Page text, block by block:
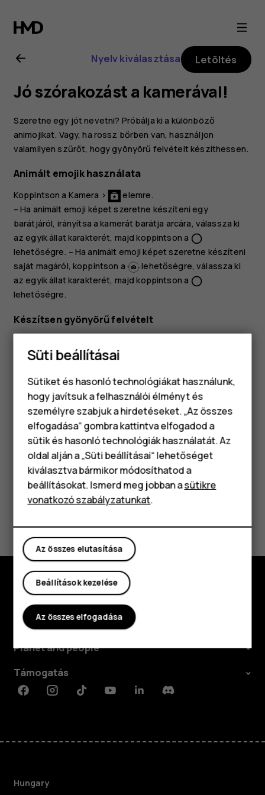
Nokia
8.1
felhasználói
kézikönyv
Okostelefonok
Klasszikus telefonok
Tartozékok
Táblagépek
Nyelv kiválasztása Letöltés
Jó szórakozást a kamerával!
Szeretne egy jót nevetni? Próbálja ki a különböző
animojikat. Vagy, ha rossz bőrben van, használjon
valamilyen szűrőt, hogy gyönyörű felvételt készíthessen.
Animált emojik használata
Koppintson a Kamera >
elemre.
– Ha animált emoji képet szeretne készíteni egy
barátjáról, irányítsa a kamerát barátja arcára, válassza ki
az egyik állat karakterét, majd koppintson a panorama_fish_eye
lehetőségre. – Ha animált emoji képet szeretne készíteni
saját magáról, koppintson a
lehetőségre, válassza ki
az egyik állat karakterét, majd koppintson a panorama_fish_eye
lehetőségre.
Készítsen gyönyörű felvételt
nézhet ki. Készítsen önarcképet a szépségszűrővel.
Koppintson a
Kamera >
elemre.
Koppintson a
>Szépség mód belehetőségre,
majd húzza a csúszkát tetszése szerint.
Koppintson apanorama_fish_eyeelemre.
Igen Nem
Fedezd fel
Rólunk
Planet and people
Támogatás
FacebookInstagramTiktokYoutubeLinkedinDiscord
Hungary
Süti beállításai
Sütiket és hasonló technológiákat használunk,
hogy javítsuk a felhasználói élményt és
személyre szabjuk a hirdetéseket. „Az összes
elfogadása“ gombra kattintva elfogadod a
sütik és hasonló technológiák használatát. Az
oldal alján a „Süti beállításai“ lehetőséget
kiválasztva bármikor módosíthatod a
beállításokat. Ismerd meg jobban asütikre
vonatkozó szabályzatunkat.
Az összes elutasítása
Beállítások kezelése
Az összes elfogadása